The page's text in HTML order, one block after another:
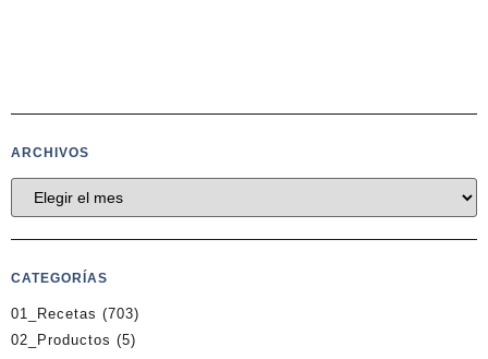
ARCHIVOS
CATEGORÍAS
01_Recetas (703)
02_Productos (5)